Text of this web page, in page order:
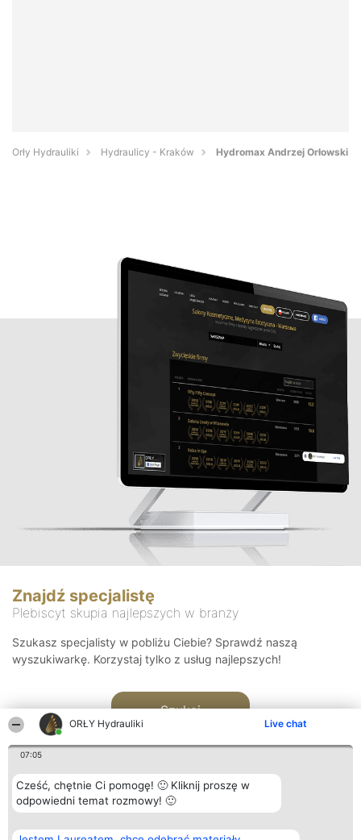
ORŁY Hydrauliki Live chat
07:05
Cześć, chętnie Ci pomogę! 🙂 Kliknij proszę w
odpowiedni temat rozmowy! 🙂
Orły Hydrauliki Hydraulicy - Kraków Hydromax Andrzej Orłowski
Znajdź specjalistę
Plebiscyt skupia najlepszych w branży
Szukasz specjalisty w pobliżu Ciebie? Sprawdź naszą
wyszukiwarkę. Korzystaj tylko z usług najlepszych!
Szukaj
Organizator plebiscytu Plebiscyt Kontakt